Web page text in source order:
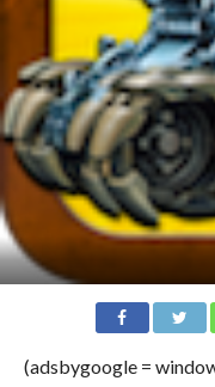
(adsbygoogle =